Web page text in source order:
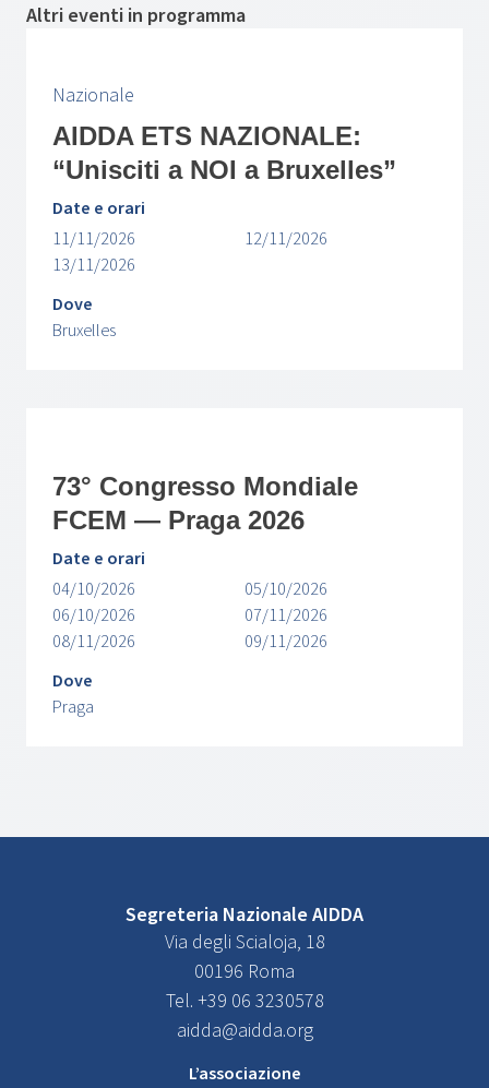
Altri eventi in programma
Nazionale
AIDDA ETS NAZIONALE:
“Unisciti a NOI a Bruxelles”
Date e orari
11/11/2026
12/11/2026
13/11/2026
Dove
Bruxelles
73° Congresso Mondiale
FCEM — Praga 2026
Date e orari
04/10/2026
05/10/2026
06/10/2026
07/11/2026
08/11/2026
09/11/2026
Dove
Praga
Segreteria Nazionale AIDDA
Via degli Scialoja, 18
00196 Roma
Tel. +39 06 3230578
aidda@aidda.org
L’associazione